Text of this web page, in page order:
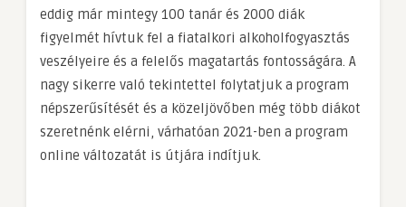
eddig már mintegy 100 tanár és 2000 diák
figyelmét hívtuk fel a fiatalkori alkoholfogyasztás
veszélyeire és a felelős magatartás fontosságára. A
nagy sikerre való tekintettel folytatjuk a program
népszerűsítését és a közeljövőben még több diákot
szeretnénk elérni, várhatóan 2021-ben a program
online változatát is útjára indítjuk.